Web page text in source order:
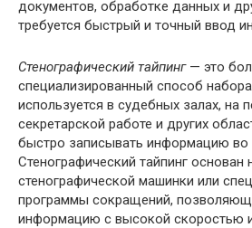
документов, обработке данных и
требуется быстрый и точный ввод
Стенографический тайпинг— это
специализированный способ
используется в судебных залах, на
секретарской работе и других
быстро записывать информацию во
Стенографический тайпинг основан
стенографической машинки или
программы сокращений,
информацию с высокой скоростью